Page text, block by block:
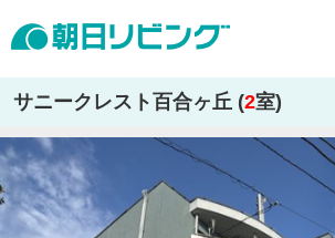
サニークレスト百合ヶ丘 (2室)